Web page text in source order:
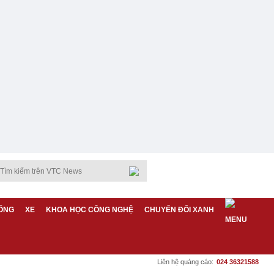
XE KHOA HỌC CÔNG NGHỆ CHUYỂN ĐỔI XANH
Liên hệ quảng cáo: 024 36321588